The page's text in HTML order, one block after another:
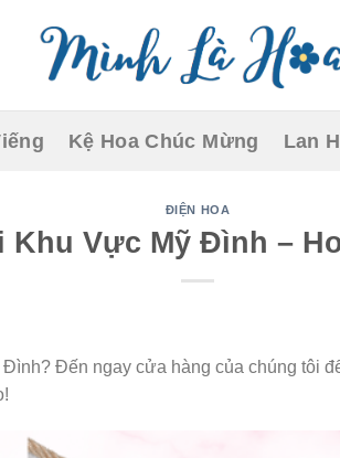
Kệ Hoa Chúc Mừng Lan
ĐIỆN HOA
Khu Vực Mỹ Đình –
Đến ngay cửa hàng của chúng tôi